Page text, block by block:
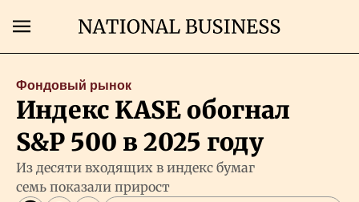
Главная
Экономика
Фондовый рынок
Индекс KASE обогнал
S&P 500 в 2025 году
Из десяти входящих в индекс бумаг
семь показали прирост